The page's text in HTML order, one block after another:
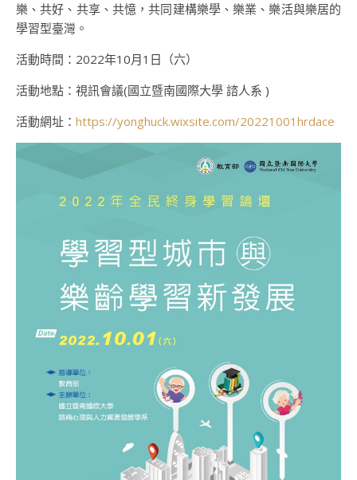
樂、共好、共享、共憶，共同建構樂學、樂業、樂活與樂居的
學習型臺灣。
活動時間：2022年10月1日（六）
活動地點：視訊會議(國立暨南國際大學 諮人系 )
活動網址： https://yonghuck.wixsite.com/20221001hrdace